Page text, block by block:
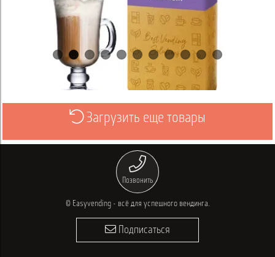
Выбрать
Загрузить еще товары
Позвонить
© Easyvending - всё для успешного вендинга.
Подписаться